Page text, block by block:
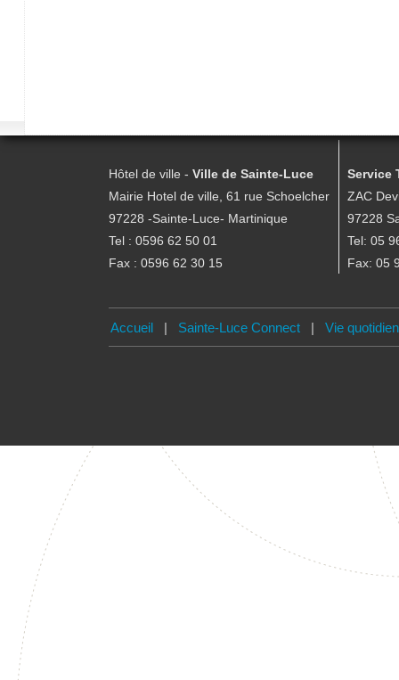
Hôtel de ville - Ville de Sainte-Luce
Mairie Hotel de ville, 61 rue Schoelcher
97228 -Sainte-Luce- Martinique
Tel : 0596 62 50 01
Fax : 0596 62 30 15
Service
ZAC
97228
Tel: 05
Fax: 05
Accueil| Sainte-Luce Connect| Vie